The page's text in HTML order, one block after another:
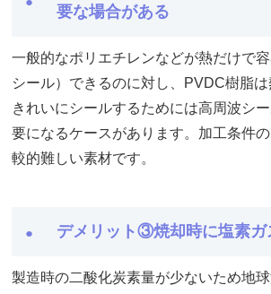
要な場合がある
一般的なポリエチレンなどが熱だけで
シール）できるのに対し、PVDC樹脂は
きれいにシールするためには高周波シ
要になるケースがあります。加工条件
較的難しい素材です。
デメリット③焼却時に塩素ガ
製造時の二酸化炭素量が少ないため地